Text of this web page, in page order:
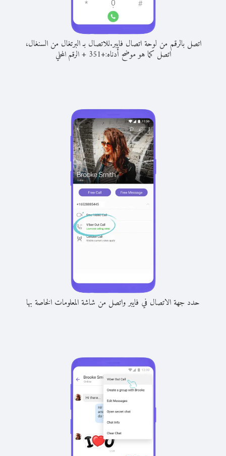
اتصل بالرقم من لوحة اتصال فايبر.للاتصال بـ البرتغال من السنغال،
اتصل كما هو موضح أدناه:+
351
+الرقم المحلي
حدد جهة الاتصال في فايبر واتصل من شاشة المعلومات الخاصة بها